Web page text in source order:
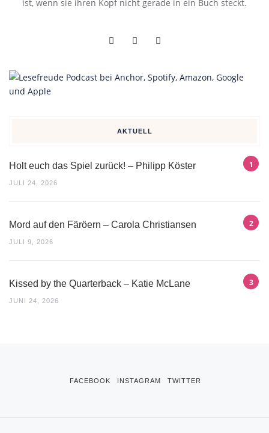
ist, wenn sie ihren Kopf nicht gerade in ein Buch steckt.
AKTUELL
Holt euch das Spiel zurück! – Philipp Köster
JULI 24, 2026
Mord auf den Färöern – Carola Christiansen
JULI 9, 2026
Kissed by the Quarterback – Katie McLane
JUNI 24, 2026
FACEBOOK INSTAGRAM TWITTER